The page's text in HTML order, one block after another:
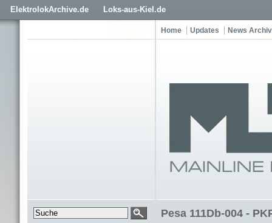
ElektrolokArchive.de Loks-aus-Kiel.de
Home Updates News Archiv
Pesa 111Db-004 -